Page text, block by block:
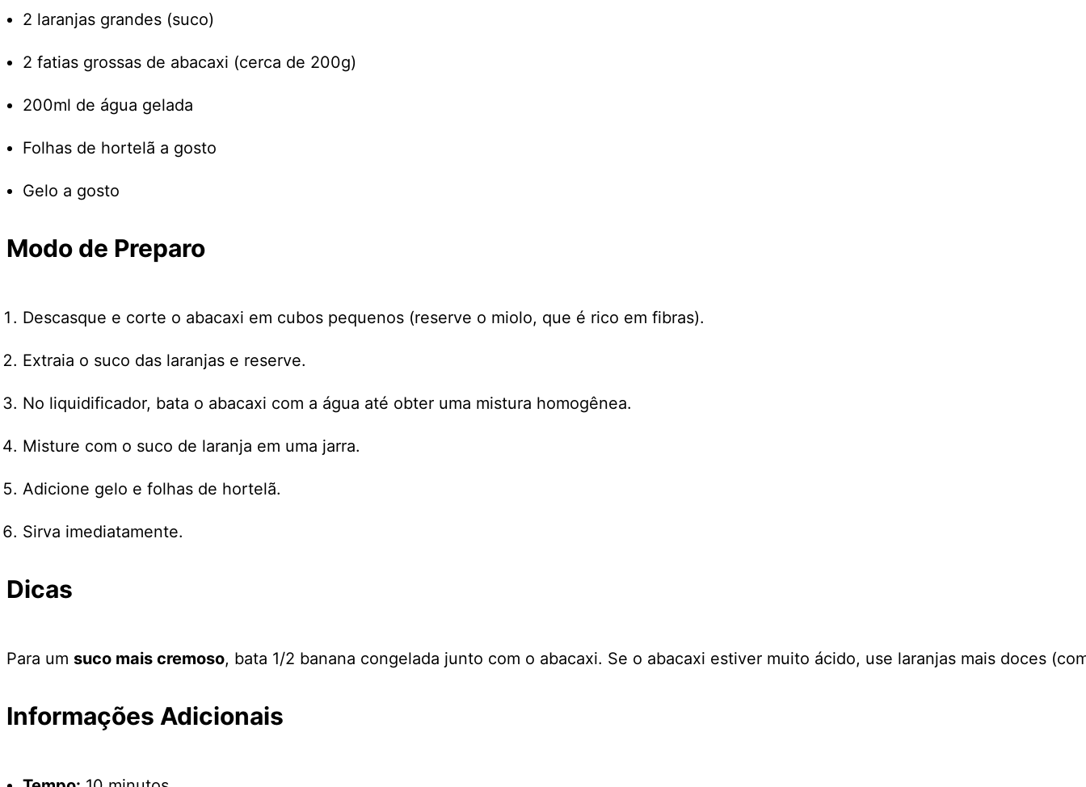
2 laranjas grandes (suco)
2 fatias grossas de abacaxi (cerca de 200g)
200ml de água gelada
Folhas de hortelã a gosto
Gelo a gosto
Modo de Preparo
Descasque e corte o abacaxi em cubos pequenos (reserve o miolo, que é rico em fibras).
Extraia o suco das laranjas e reserve.
No liquidificador, bata o abacaxi com a água até obter uma mistura homogênea.
Misture com o suco de laranja em uma jarra.
Adicione gelo e folhas de hortelã.
Sirva imediatamente.
Dicas
Para um suco mais cremoso, bata 1/2 banana congelada junto com o abacaxi. Se o abacaxi estiver muito ácido, use laranjas mais doces
Informações Adicionais